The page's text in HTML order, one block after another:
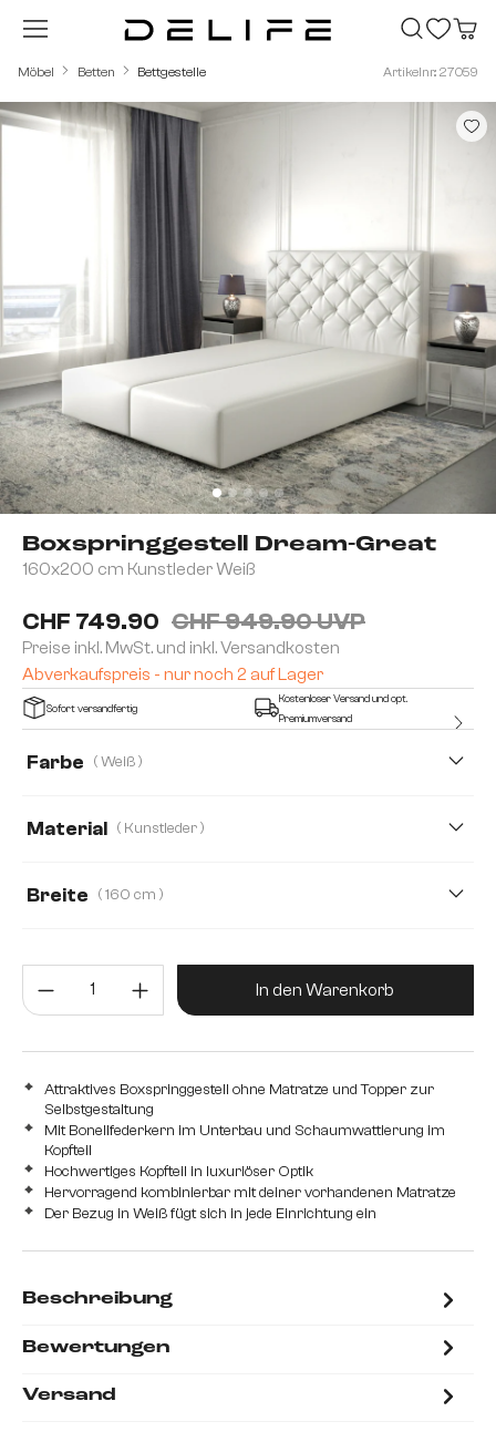
Zum Hauptinhalt springen
Möbel Betten Bettgestelle Artikelnr.: 27059
Boxspringgestell Dream-Great
160x200 cm Kunstleder Weiß
CHF 749.90 CHF 949.90 UVP
Preise inkl. MwSt. und inkl. Versandkosten
Abverkaufspreis - nur noch 2 auf Lager
Sofort versandfertig
Kostenloser Versand und opt.
Premiumversand
Farbe ( Weiß )
Material ( Kunstleder )
Breite ( 160 cm )
200 cm Produkt Anzahl: Gib den
In den Warenkorb
Attraktives Boxspringgestell ohne Matratze und Topper zur
Selbstgestaltung
Mit Bonellfederkern im Unterbau und Schaumwattierung im
Kopfteil
Hochwertiges Kopfteil in luxuriöser Optik
Hervorragend kombinierbar mit deiner vorhandenen Matratze
Der Bezug in Weiß fügt sich in jede Einrichtung ein
Bildergalerie überspringen
Beschreibung
Bewertungen
Versand